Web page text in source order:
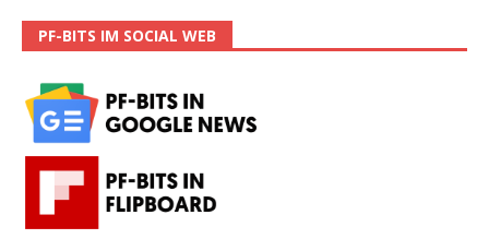
PF-BITS IM SOCIAL WEB